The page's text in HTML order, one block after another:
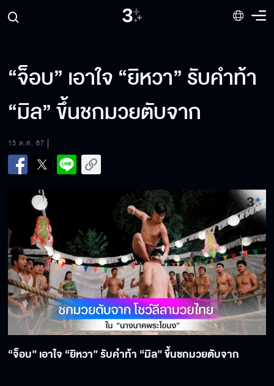
“จ็อบ” เอาใจ “ยิหวา” รับคำท้า
“มิล” ขึ้นชกมวยตับจาก
15 ต.ค. 67
“จ็อบ” เอาใจ “ยิหวา” รับคำท้า “มิล” ขึ้นชกมวยตับจาก